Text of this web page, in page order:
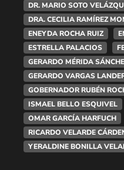
DR. MARIO SOTO
DRA. CECILIA RAMÍREZ
ENEYDA ROCHA RUIZ
ESTRELLA PALACIOS
GERARDO MÉRIDA
GERARDO VARGAS
GOBERNADOR RUBÉN
ISMAEL BELLO ESQUIVEL
OMAR GARCÍA HARFUCH
RICARDO VELARDE
YERALDINE BONILLA